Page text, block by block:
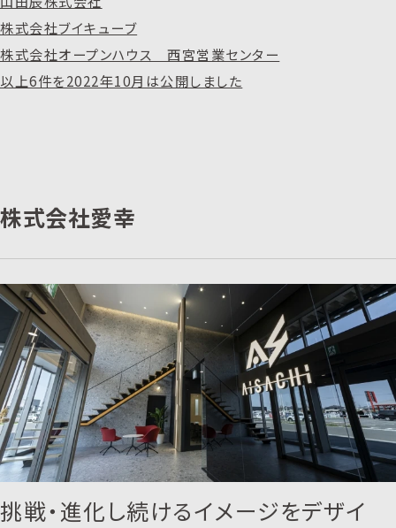
株式会社ブイキューブ
株式会社オープンハウス 西宮営業センター
以上6件を2022年10月は公開しました
株式会社愛幸
挑戦・進化し続けるイメージをデザイ